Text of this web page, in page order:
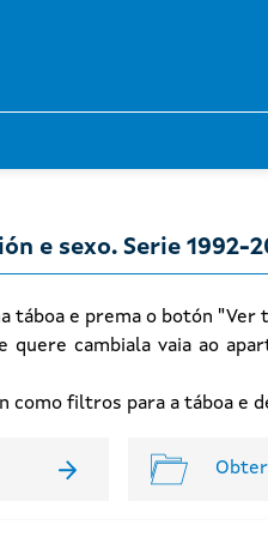
e sexo. Serie 1992-
táboa e prema o botón "Ver
cambiala vaia ao
como filtros para a táboa e
Obter